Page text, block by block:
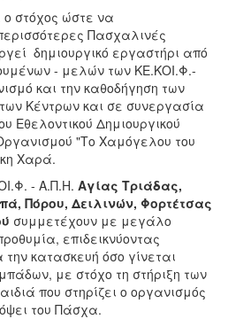
ο στόχος ώστε να
Πασχαλινές
δημιουργικό εργαστήρι από
- μελών των ΚΕ.ΚΟΙ.Φ.-
και την καθοδήγηση των
Κέντρων και σε συνεργασία
Εθελοντικού Δημιουργικού
"Το Χαμόγελου του
Χαρά.
- Α.Π.Η. Αγίας Τριάδας,
Πόρου, Δειλινών, Φορτέτσας
συμμετέχουν με μεγάλο
επιδεικνύοντας
την κατασκευή όσο γίνεται
με στόχο τη στήριξη των
που στηρίζει ο οργανισμός
του Πάσχα.